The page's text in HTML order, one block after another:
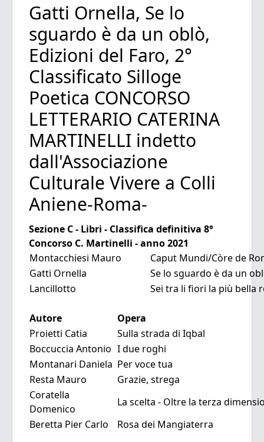
Gatti Ornella, Se lo
sguardo è da un oblò,
Edizioni del Faro, 2°
Classificato Silloge
Poetica CONCORSO
LETTERARIO CATERINA
MARTINELLI indetto
dall'Associazione
Culturale Vivere a Colli
Aniene-Roma-
Sezione C - Libri - Classifica definitiva 8°
Concorso C. Martinelli - anno 2021
Montacchiesi Mauro
Caput Mundi/Còre de
Gatti Ornella
Se lo sguardo è da un
Lancillotto
Sei tra li fiori la più bella
Autore
Opera
Proietti Catia
Sulla strada di Iqbal
Boccuccia Antonio I due roghi
Montanari Daniela Per voce tua
Resta Mauro
Grazie, strega
Coratella
Domenico
La scelta - Oltre la terza
Beretta Pier Carlo
Rosa dei Mangiaterra